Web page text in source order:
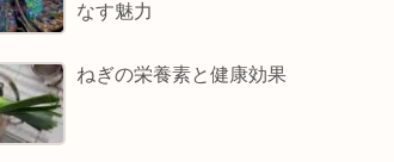
なす魅力
ねぎの栄養素と健康効果